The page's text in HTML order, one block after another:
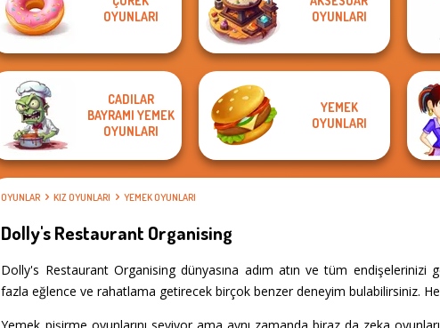
V And N Pizza
Cooking Game
Cupcake Shop
Sara's Cooking
Class: Mini Pop...
ASMR Tattoo
Treatment
OYUNLARI
OYUNLARI
CADILAR
BAYRAMI YEMEK
OYUNLARI
YEMEK
OYUNLARI
OYUNLAR KIZ OYUNLARI YEMEK OYUNLARI
Dolly's Restaurant Organising
Dolly's Restaurant Organising dünyasına adım atın ve tüm endişelerinizi
fazla eğlence ve rahatlama getirecek birçok benzer deneyim bulabilirsiniz.